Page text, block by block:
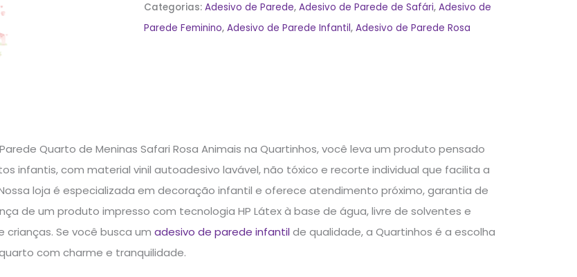
Categorias:Adesivo de Parede,Adesivo de Parede de Safári,Adesivo de
Parede Feminino,Adesivo de Parede Infantil,Adesivo de Parede Rosa
Quarto de Meninas Safari Rosa Animais na Quartinhos, você leva um produto pensado
infantis, com material vinil autoadesivo lavável, não tóxico e recorte individual que facilita a
loja é especializada em decoração infantil e oferece atendimento próximo, garantia de
de um produto impresso com tecnologia HP Látex à base de água, livre de solventes e
Se você busca um adesivo de parede infantil de qualidade, a Quartinhos é a escolha
com charme e tranquilidade.